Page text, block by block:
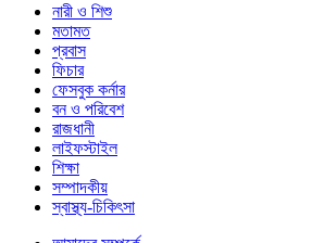
নারী ও শিশু
মতামত
প্রবাস
ফিচার
ফেসবুক কর্নার
বন ও পরিবেশ
রাজধানী
লাইফস্টাইল
শিক্ষা
সম্পাদকীয়
স্বাস্থ্য-চিকিৎসা